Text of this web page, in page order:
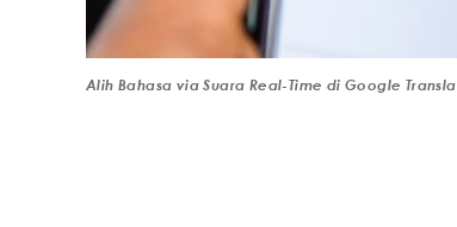
Alih Bahasa via Suara Real-Time di Google